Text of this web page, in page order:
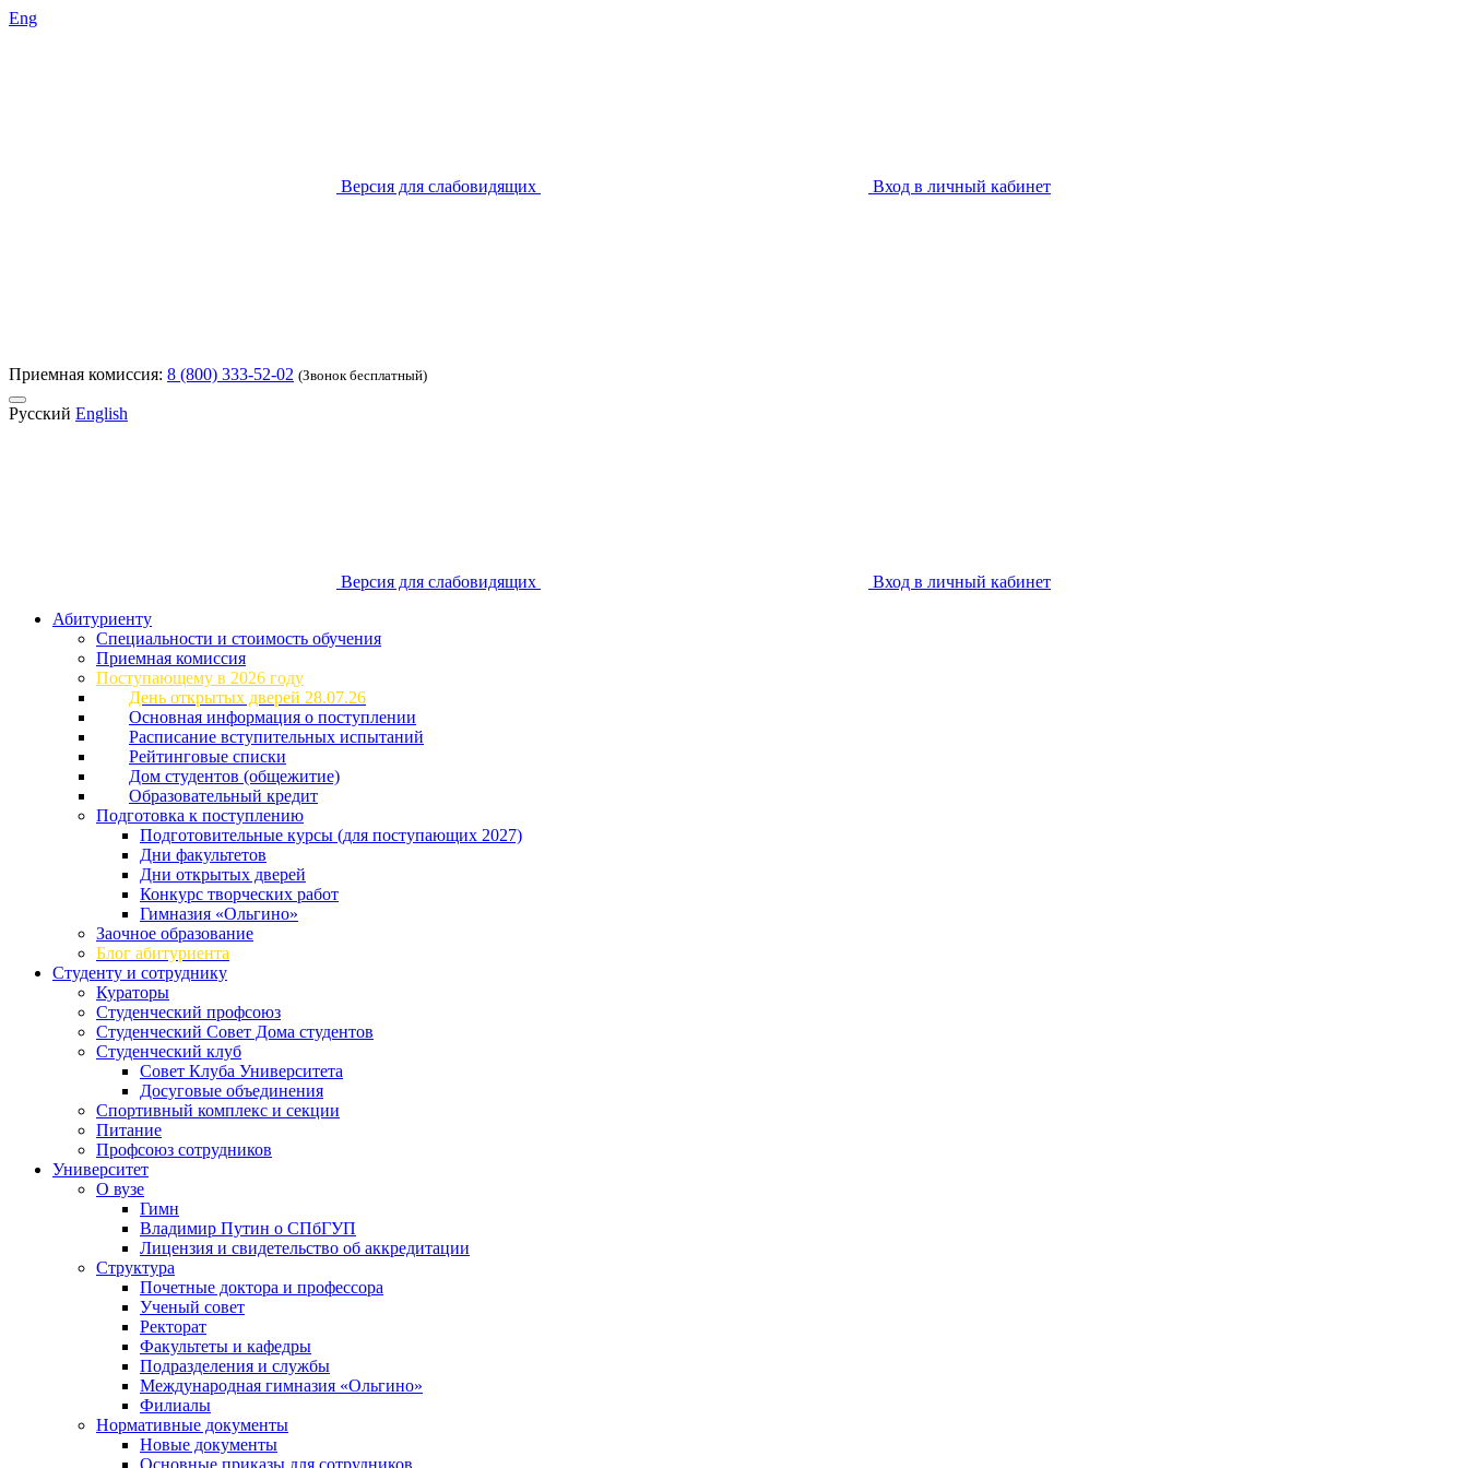
Eng
Версия для слабовидящих Вход в личный кабинет
Приемная комиссия: 8 (800) 333-52-02 (Звонок бесплатный)
Русский English
Версия для слабовидящих
Вход в личный кабинет
Абитуриенту
Специальности и стоимость обучения
Приемная комиссия
Поступающему в 2026 году
День открытых дверей 28.07.26
Основная информация о поступлении
Расписание вступительных испытаний
Рейтинговые списки
Дом студентов (общежитие)
Образовательный кредит
Подготовка к поступлению
Подготовительные курсы (для поступающих 2027)
Дни факультетов
Дни открытых дверей
Конкурс творческих работ
Гимназия «Ольгино»
Заочное образование
Блог абитуриента
Студенту и сотруднику
Кураторы
Студенческий профсоюз
Студенческий Совет Дома студентов
Студенческий клуб
Совет Клуба Университета
Досуговые объединения
Спортивный комплекс и секции
Питание
Профсоюз сотрудников
Университет
О вузе
Гимн
Владимир Путин о СПбГУП
Лицензия и свидетельство об аккредитации
Структура
Почетные доктора и профессора
Ученый совет
Ректорат
Факультеты и кафедры
Подразделения и службы
Международная гимназия «Ольгино»
Филиалы
Нормативные документы
Новые документы
Основные приказы для сотрудников